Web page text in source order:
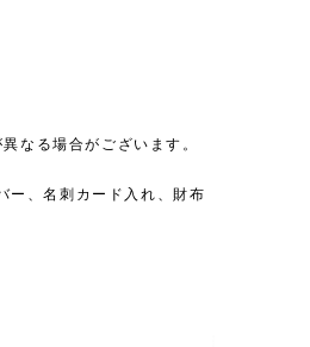
なる場合がございます。
ー、名刺カード入れ、財布